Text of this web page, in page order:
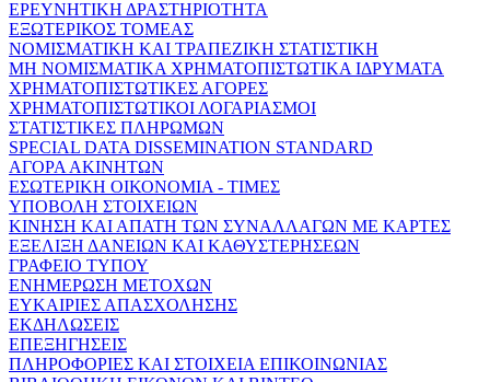
ΕΡΕΥΝΗΤΙΚΗ ΔΡΑΣΤΗΡΙΟΤΗΤΑ
ΕΞΩΤΕΡΙΚΟΣ ΤΟΜΕΑΣ
ΝΟΜΙΣΜΑΤΙΚΗ ΚΑΙ ΤΡΑΠΕΖΙΚΗ ΣΤΑΤΙΣΤΙΚΗ
ΜΗ ΝΟΜΙΣΜΑΤΙΚΑ ΧΡΗΜΑΤΟΠΙΣΤΩΤΙΚΑ ΙΔΡΥΜΑΤΑ
ΧΡΗΜΑΤΟΠΙΣΤΩΤΙΚΕΣ ΑΓΟΡΕΣ
ΧΡΗΜΑΤΟΠΙΣΤΩΤΙΚΟΙ ΛΟΓΑΡΙΑΣΜΟΙ
ΣΤΑΤΙΣΤΙΚΕΣ ΠΛΗΡΩΜΩΝ
SPECIAL DATA DISSEMINATION STANDARD
ΑΓΟΡΑ ΑΚΙΝΗΤΩΝ
ΕΣΩΤΕΡΙΚΗ ΟΙΚΟΝΟΜΙΑ - ΤΙΜΕΣ
ΥΠΟΒΟΛΗ ΣΤΟΙΧΕΙΩΝ
ΚΙΝΗΣΗ ΚΑΙ ΑΠΑΤΗ ΤΩΝ ΣΥΝΑΛΛΑΓΩΝ ΜΕ ΚΑΡΤΕΣ
ΕΞΕΛΙΞΗ ΔΑΝΕΙΩΝ ΚΑΙ ΚΑΘΥΣΤΕΡΗΣΕΩΝ
ΓΡΑΦΕΙΟ ΤΥΠΟΥ
ΕΝΗΜΕΡΩΣΗ ΜΕΤΟΧΩΝ
ΕΥΚΑΙΡΙΕΣ ΑΠΑΣΧΟΛΗΣΗΣ
ΕΚΔΗΛΩΣΕΙΣ
ΕΠΕΞΗΓΗΣΕΙΣ
ΠΛΗΡΟΦΟΡΙΕΣ ΚΑΙ ΣΤΟΙΧΕΙΑ ΕΠΙΚΟΙΝΩΝΙΑΣ